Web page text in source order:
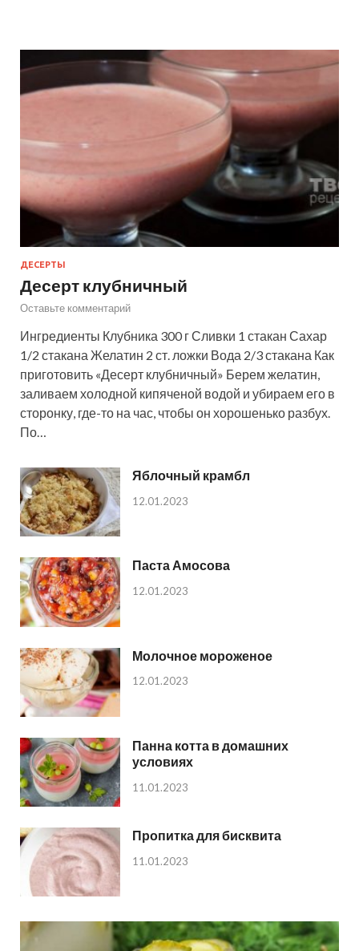
ДЕСЕРТЫ
Десерт клубничный
Оставьте комментарий
Ингредиенты Клубника 300 г Сливки 1 стакан Сахар
1/2 стакана Желатин 2 ст. ложки Вода 2/3 стакана Как
приготовить «Десерт клубничный» Берем желатин,
заливаем холодной кипяченой водой и убираем его в
сторонку, где-то на час, чтобы он хорошенько разбух.
По…
Яблочный крамбл
12.01.2023
Паста Амосова
12.01.2023
Молочное мороженое
12.01.2023
Панна котта в домашних
условиях
11.01.2023
Пропитка для бисквита
11.01.2023